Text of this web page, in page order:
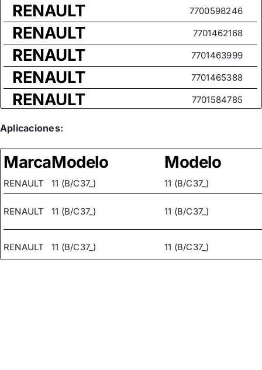
RENAULT 7700598246
RENAULT 7701462168
RENAULT 7701463999
RENAULT 7701465388
RENAULT 7701584785
Aplicaciones:
MarcaModelo Modelo
RENAULT 11 (B/C37_) 11 (B/C37_)
RENAULT 11 (B/C37_) 11 (B/C37_)
RENAULT 11 (B/C37_) 11 (B/C37_)